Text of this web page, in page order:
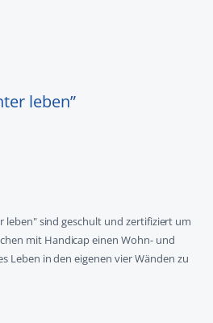
leben”
leben" sind geschult und zertifiziert um
mit Handicap einen Wohn- und
Leben in den eigenen vier Wänden zu